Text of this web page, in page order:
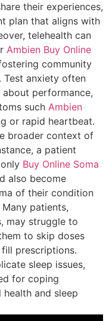
their experiences,
plan that aligns with
telehealth can
Ambien Buy Online
community
Test anxiety often
performance,
such Ambien
or rapid heartbeat.
broader context of
a patient
Buy Online Soma
also become
of their condition
patients,
may struggle to
to skip doses
prescriptions.
sleep issues,
for coping
and sleep